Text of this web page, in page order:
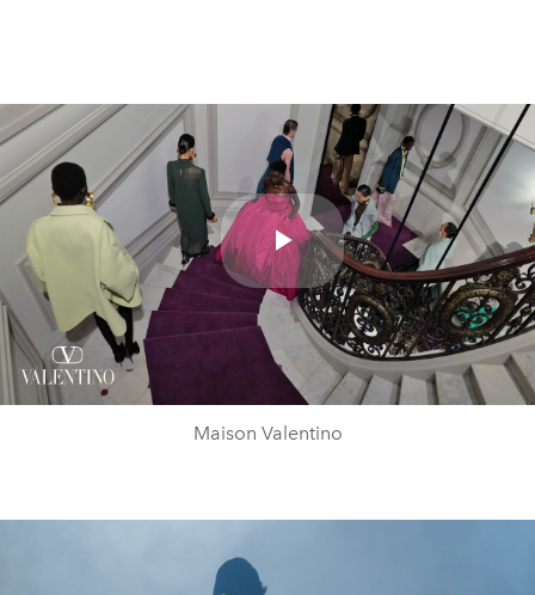
Play
Video
Maison Valentino